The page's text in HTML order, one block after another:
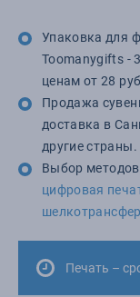
Упаковка для
Toomanygifts -
ценам от 28
Продажа
доставка в
другие страны.
Выбор
цифровая
шелкотрансфер
Печать –